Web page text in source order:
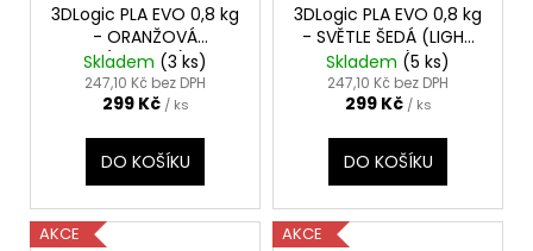
3DLogic PLA EVO 0,8 kg
- ORANŽOVÁ
(ORANGE)
Skladem (3 ks)
247,10 Kč bez DPH
299 Kč / ks
DO KOŠÍKU
3DLogic PLA EVO 0,8 kg
- SVĚTLE ŠEDÁ (LIGHT
GRAY)
Skladem (5 ks)
247,10 Kč bez DPH
299 Kč / ks
DO KOŠÍKU
AKCE
AKCE